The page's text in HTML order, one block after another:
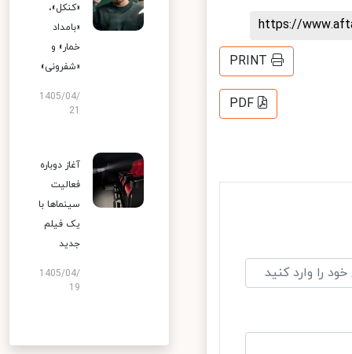
https://
PRINT
PDF
«کنکل»،
«بامداد
خمار» و
«شفرونی»
1405/04/
آغاز دوباره
فعالیت
سینماها با
یک فیلم
جدید
1405/04/
19